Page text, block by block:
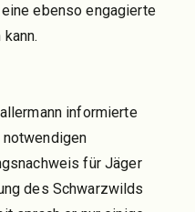
ebenso engagierte
informierte
für Jäger
des Schwarzwilds